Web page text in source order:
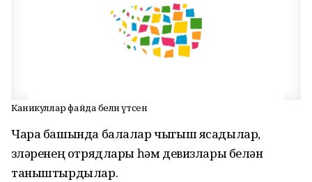
Каникуллар файда белән үтсен
Чара башында балалар чыгыш ясадылар,
үзләренең отрядлары һәм девизлары белән
таныштырдылар.